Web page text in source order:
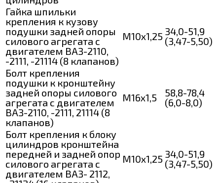
Гайка шпильки
крепления к кузову
подушки задней опоры
силового агрегата с
двигателем ВАЗ-2110,
-2111, -21114 (8 клапанов)
М10х1,25 34,0-51,9
(3,47-5,50)
Болт крепления
подушки к кронштейну
задней опоры силового
агрегата с двигателем
ВАЗ-2110, -2111, 21114 (8
клапанов)
М16х1,5
58,8-78,4
(6,0-8,0)
Болт крепления к блоку
цилиндров кронштейна
передней и задней опор
силового агрегата с
двигателем ВАЗ- 2112,
М10х1,25 34,0-51,9
(3,47-5,50)